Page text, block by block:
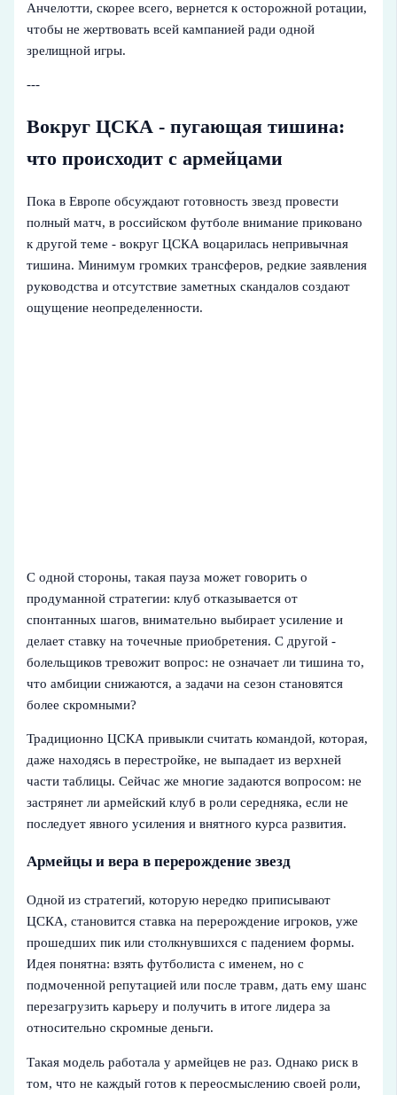
Анчелотти, скорее всего, вернется к осторожной ротации,
чтобы не жертвовать всей кампанией ради одной
зрелищной игры.
---
Вокруг ЦСКА - пугающая тишина:
что происходит с армейцами
Пока в Европе обсуждают готовность звезд провести
полный матч, в российском футболе внимание приковано
к другой теме - вокруг ЦСКА воцарилась непривычная
тишина. Минимум громких трансферов, редкие заявления
руководства и отсутствие заметных скандалов создают
ощущение неопределенности.
С одной стороны, такая пауза может говорить о
продуманной стратегии: клуб отказывается от
спонтанных шагов, внимательно выбирает усиление и
делает ставку на точечные приобретения. С другой -
болельщиков тревожит вопрос: не означает ли тишина то,
что амбиции снижаются, а задачи на сезон становятся
более скромными?
Традиционно ЦСКА привыкли считать командой, которая,
даже находясь в перестройке, не выпадает из верхней
части таблицы. Сейчас же многие задаются вопросом: не
застрянет ли армейский клуб в роли середняка, если не
последует явного усиления и внятного курса развития.
Армейцы и вера в перерождение звезд
Одной из стратегий, которую нередко приписывают
ЦСКА, становится ставка на перерождение игроков, уже
прошедших пик или столкнувшихся с падением формы.
Идея понятна: взять футболиста с именем, но с
подмоченной репутацией или после травм, дать ему шанс
перезагрузить карьеру и получить в итоге лидера за
относительно скромные деньги.
Такая модель работала у армейцев не раз. Однако риск в
том, что не каждый готов к переосмыслению своей роли,